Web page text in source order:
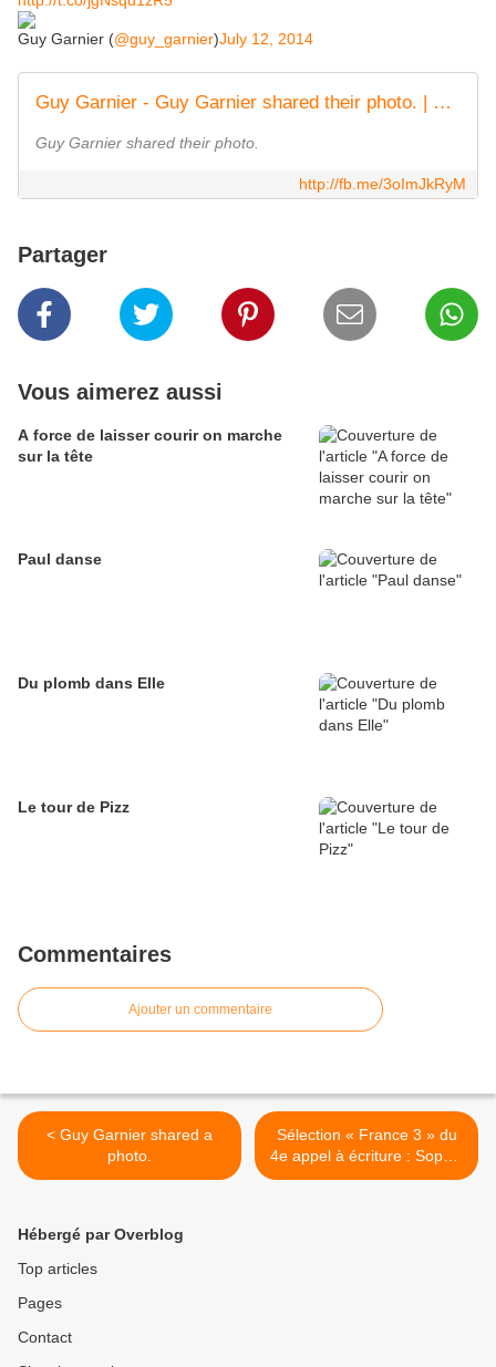
Guy Garnier (@guy_garnier)July 12, 2014
Guy Garnier - Guy Garnier shared their photo. | Facebook
Guy Garnier shared their photo.
http://fb.me/3oImJkRyM
Partager
Vous aimerez aussi
A force de laisser courir on marche
sur la tête
Paul danse
Du plomb dans Elle
Le tour de Pizz
Commentaires
Ajouter un commentaire
< Guy Garnier shared a
photo.
Sélection « France 3 » du
4e appel à écriture : Sophie
Leroudier (7/7) >
Hébergé par Overblog
Top articles
Pages
Contact